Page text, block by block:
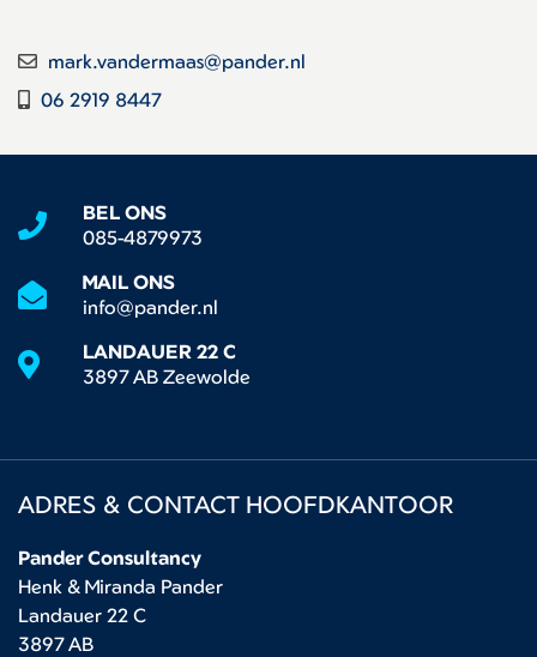
mark.vandermaas@pander.nl
06 2919 8447
BEL ONS
085-4879973
MAIL ONS
info@pander.nl
LANDAUER 22 C
3897 AB Zeewolde
ADRES & CONTACT HOOFDKANTOOR
Pander Consultancy
Henk & Miranda Pander
Landauer 22 C
3897 AB